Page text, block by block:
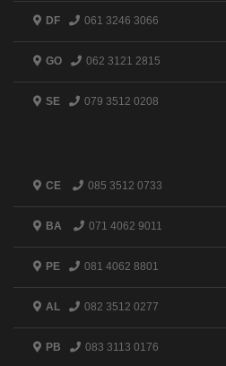
DF 061 3246 3066
GO 062 3121 2815
SE 079 3512 0208
CE 085 3512 0733
BA 071 4062 9011
PE 081 4062 8801
AL 082 3512 0277
PB 083 3113 0176